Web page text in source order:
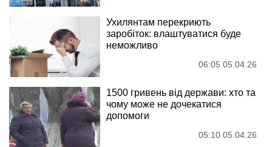
Ухилянтам перекриють
заробіток: влаштуватися буде
неможливо
06:05 05.04.26
1500 гривень від держави: хто та
чому може не дочекатися
допомоги
05:10 05.04.26